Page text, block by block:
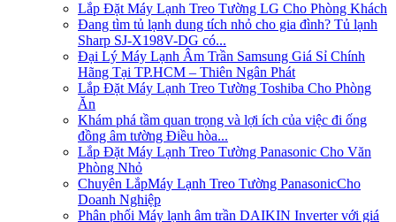
Lắp Đặt Máy Lạnh Treo Tường LG Cho Phòng Khách
Đang tìm tủ lạnh dung tích nhỏ cho gia đình? Tủ lạnh
Sharp SJ-X198V-DG có...
Đại Lý Máy Lạnh Âm Trần Samsung Giá Sỉ Chính
Hãng Tại TP.HCM – Thiên Ngân Phát
Lắp Đặt Máy Lạnh Treo Tường Toshiba Cho Phòng
Ăn
Khám phá tầm quan trọng và lợi ích của việc đi ống
đồng âm tường Điều hòa...
Lắp Đặt Máy Lạnh Treo Tường Panasonic Cho Văn
Phòng Nhỏ
Chuyên LắpMáy Lạnh Treo Tường PanasonicCho
Doanh Nghiệp
Phân phối Máy lạnh âm trần DAIKIN Inverter với giá